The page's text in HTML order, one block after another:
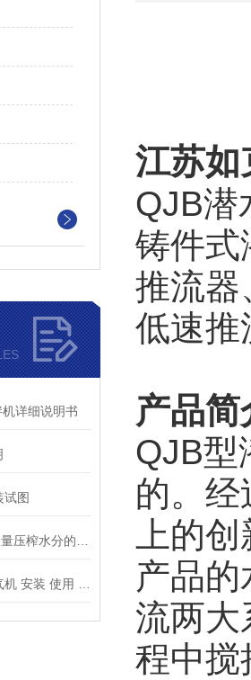
详细说明书
试图
江苏如
QJB潜
铸件式
推流器
低速推
产品简
QJB型
的。
上的
产品
流两大
程中搅